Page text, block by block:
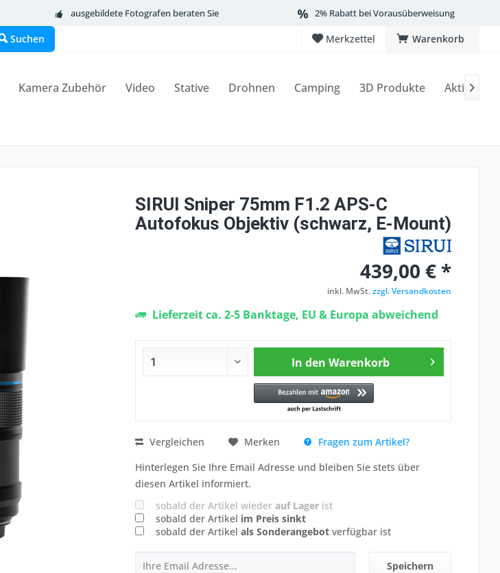
ausgebildete Fotografen beraten Sie 2% Rabatt bei Vorausüberweisung
Warenkorb
Merkzettel
Suchen
Kamera Zubehör Video Stative Drohnen Camping 3D Produkte Aktionen

SIRUI Sniper 75mm F1.2 APS-C
Autofokus Objektiv (schwarz, E-Mount)
439,00 € *
inkl. MwSt.zzgl. Versandkosten
Lieferzeit ca. 2-5 Banktage, EU & Europa abweichend
In den Warenkorb
Vergleichen Merken
Fragen zum Artikel?
Hinterlegen Sie Ihre Email Adresse und bleiben Sie stets über
diesen Artikel informiert.
sobald der Artikel wieder auf Lagerist
sobald der Artikel im Preis sinkt
sobald der Artikel als Sonderangebotverfügbar ist
Speichern